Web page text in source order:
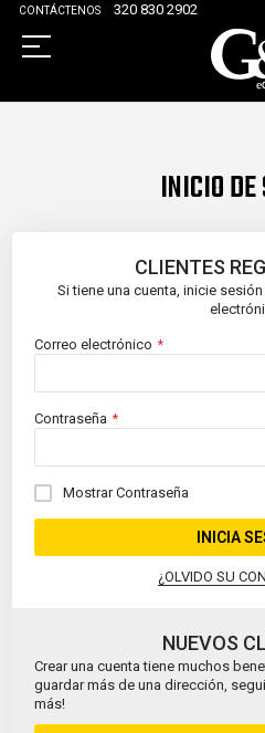
CONTÁCTENOS 320 830 2902
INICIO
CLIENTES
Si tiene una cuenta, inicie
Correo electrónico
Contraseña
Mostrar Contraseña
INICIA
¿OLVIDO SU
NUEVOS
Crear una cuenta tiene muchos
guardar más de una dirección,
más!